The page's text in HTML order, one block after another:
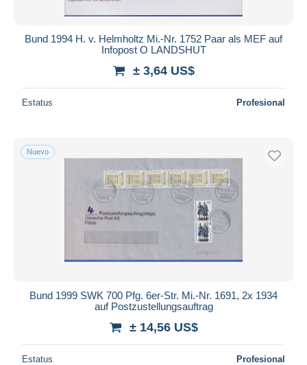
Bund 1994 H. v. Helmholtz Mi.-Nr. 1752 Paar als MEF auf
Infopost O LANDSHUT
± 3,64 US$
Estatus Profesional
Nuevo
Bund 1999 SWK 700 Pfg. 6er-Str. Mi.-Nr. 1691, 2x 1934
auf Postzustellungsauftrag
± 14,56 US$
Estatus Profesional